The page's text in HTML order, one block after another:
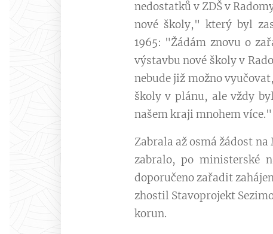
nedostatků v ZDŠ v
nové školy," který byl
1965: "Žádám znovu o
výstavbu nové školy v
nebude již možno
školy v plánu, ale vždy
našem kraji mnohem více."
Zabrala až osmá žádost
zabralo, po ministerské
doporučeno zařadit
zhostil Stavoprojekt
korun.